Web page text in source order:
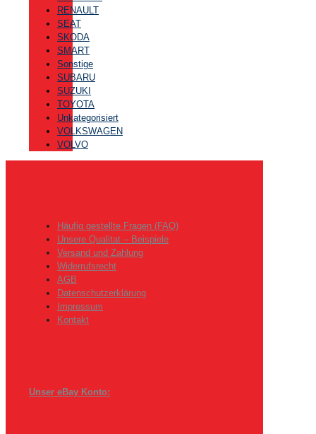
RENAULT
SEAT
SKODA
SMART
Sonstige
SUBARU
SUZUKI
TOYOTA
Unkategorisiert
VOLKSWAGEN
VOLVO
Häufig gestellte Fragen (FAQ)
Unsere Qualitat – Beispiele
Versand und Zahlung
Widerrufsrecht
AGB
Datenschutzerklärung
Impressum
Kontakt
Unser eBay Konto: